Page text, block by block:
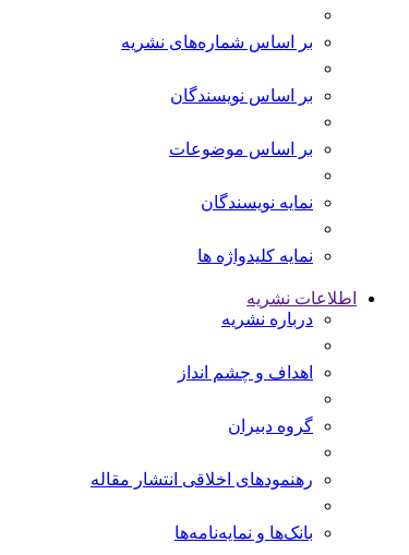
بر اساس شماره‌های نشریه
بر اساس نویسندگان
بر اساس موضوعات
نمایه نویسندگان
نمایه کلیدواژه ها
اطلاعات نشریه
درباره نشریه
اهداف و چشم انداز
گروه دبیران
رهنمودهای اخلاقی انتشار مقاله
بانک‌ها و نمایه‌‌نامه‌ها